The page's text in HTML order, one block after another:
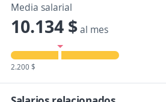
Media salarial
10.134 $al mes
2.200 $